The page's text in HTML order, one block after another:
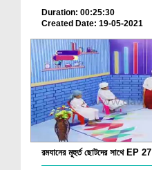
Duration: 00:25:30
Created Date: 19-05-2021
রমযানের মূহুর্ত ছোটদের সাথে EP 27